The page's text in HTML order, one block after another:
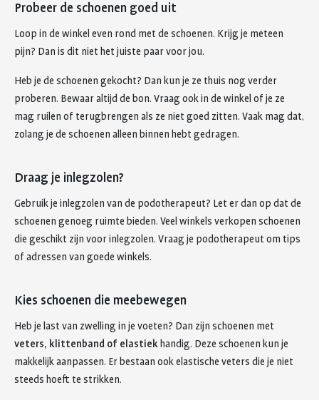
Probeer de schoenen goed uit
Loop in de winkel even rond met de schoenen. Krijg je meteen
pijn? Dan is dit niet het juiste paar voor jou.
Heb je de schoenen gekocht? Dan kun je ze thuis nog verder
proberen. Bewaar altijd de bon. Vraag ook in de winkel of je ze
mag ruilen of terugbrengen als ze niet goed zitten. Vaak mag dat,
zolang je de schoenen alleen binnen hebt gedragen.
Draag je inlegzolen?
Gebruik je inlegzolen van de podotherapeut? Let er dan op dat de
schoenen genoeg ruimte bieden. Veel winkels verkopen schoenen
die geschikt zijn voor inlegzolen. Vraag je podotherapeut om tips
of adressen van goede winkels.
Kies schoenen die meebewegen
Heb je last van zwelling in je voeten? Dan zijn schoenen met
veters, klittenband of elastiekhandig. Deze schoenen kun je
makkelijk aanpassen. Er bestaan ook elastische veters die je niet
steeds hoeft te strikken.